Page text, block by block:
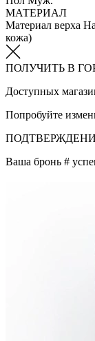
МАТЕРИАЛ
Материал верха
кожа)
ПОЛУЧИТЬ В
Доступных
Попробуйте
Ваша бронь #